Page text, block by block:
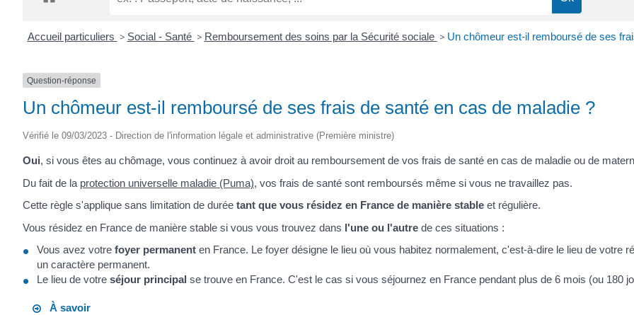
Accueil particuliers > Social - Santé > Remboursement des soins par la Sécurité sociale > Un chômeur est-il remboursé de ses
Question-réponse
Un chômeur est-il remboursé de ses frais de santé en cas de maladie ?
Vérifié le 09/03/2023 - Direction de l'information légale et administrative (Première ministre)
Oui, si vous êtes au chômage, vous continuez à avoir droit au remboursement de vos frais de santé en cas de maladie ou de
Du fait de la protection universelle maladie (Puma), vos frais de santé sont remboursés même si vous ne travaillez pas.
Cette règle s'applique sans limitation de durée tant que vous résidez en France de manière stable et régulière.
Vous résidez en France de manière stable si vous vous trouvez dans l'une ou l'autre de ces situations :
Vous avez votre foyer permanent en France. Le foyer désigne le lieu où vous habitez normalement, c'est-à-dire le lieu de votre
un caractère permanent.
Le lieu de votre séjour principal se trouve en France. C'est le cas si vous séjournez en France pendant plus de 6 mois (ou 180
À savoir